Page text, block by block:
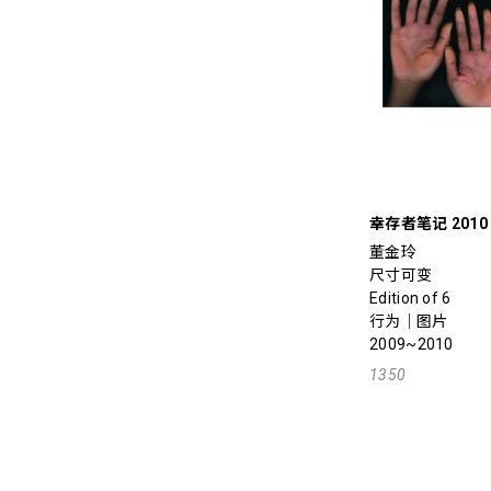
幸存者笔记 2010
董金玲
尺寸可变
Edition of 6
行为｜图片
2009~2010
1350